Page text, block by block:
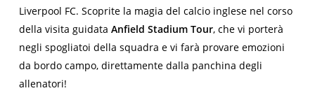
Liverpool FC. Scoprite la magia del calcio inglese nel corso
della visita guidata Anfield Stadium Tour, che vi porterà
negli spogliatoi della squadra e vi farà provare emozioni
da bordo campo, direttamente dalla panchina degli
allenatori!